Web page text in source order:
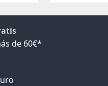
de 60€*